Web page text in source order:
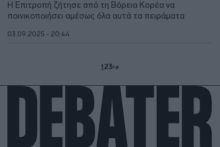
Η Επιτροπή ζήτησε από τη Βόρεια Κορέα να
ποινικοποιήσει αμέσως όλα αυτά τα πειράματα
03.09.2025 - 20:44
123›»